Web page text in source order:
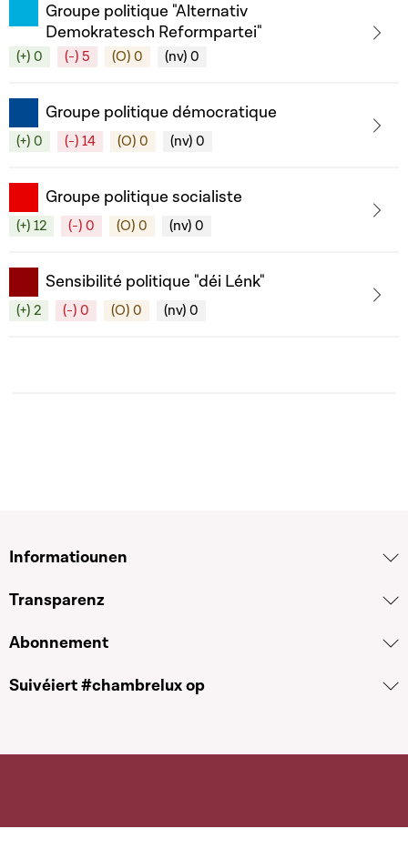
Groupe politique "Alternativ
Demokratesch Reformpartei"
(+) 0 (-) 5 (O) 0 (nv) 0
Groupe politique démocratique
(+) 0 (-) 14 (O) 0 (nv) 0
Groupe politique socialiste
(+) 12 (-) 0 (O) 0 (nv) 0
Sensibilité politique "déi Lénk"
(+) 2 (-) 0 (O) 0 (nv) 0
Informatiounen
Transparenz
Abonnement
Suivéiert #chambrelux op